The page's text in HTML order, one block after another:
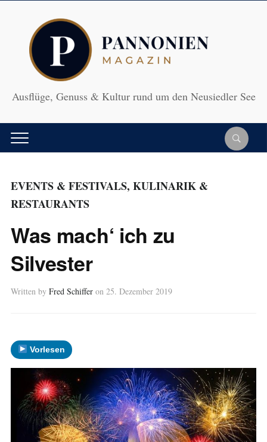
Ausflüge, Genuss & Kultur rund um den Neusiedler See
EVENTS & FESTIVALS, KULINARIK &
RESTAURANTS
Was mach‘ ich zu
Silvester
Written by Fred Schiffer on 25. Dezember 2019
Vorlesen